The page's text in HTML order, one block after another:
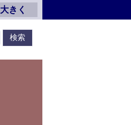
大きく